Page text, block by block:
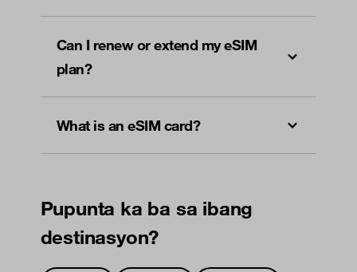
Can I renew or extend my eSIM
plan?
What is an eSIM card?
Pupunta ka ba sa ibang
destinasyon?